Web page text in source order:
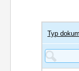
Typ